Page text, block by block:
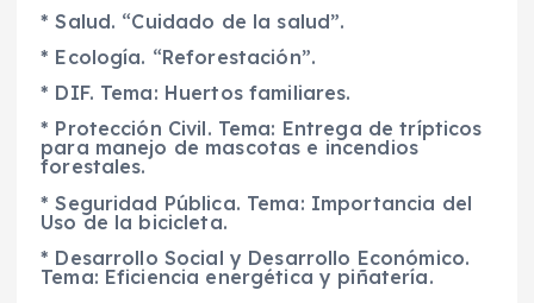
* Salud. “Cuidado de la salud”.
* Ecología. “Reforestación”.
* DIF. Tema: Huertos familiares.
* Protección Civil. Tema: Entrega de trípticos
para manejo de mascotas e incendios
forestales.
* Seguridad Pública. Tema: Importancia del
Uso de la bicicleta.
* Desarrollo Social y Desarrollo Económico.
Tema: Eficiencia energética y piñatería.